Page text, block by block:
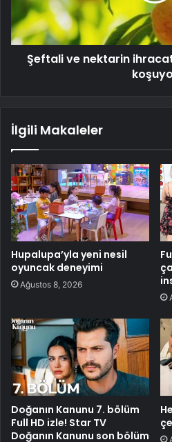
Şeftali ve nektarin
İlgili Makaleler
Hupalupa’yla yeni nesil
oyuncak deneyimi
Ağustos 8, 2026
Doğanın Kanunu 7. bölüm
Full HD izle! Star TV
Doğanın Kanunu son bölüm